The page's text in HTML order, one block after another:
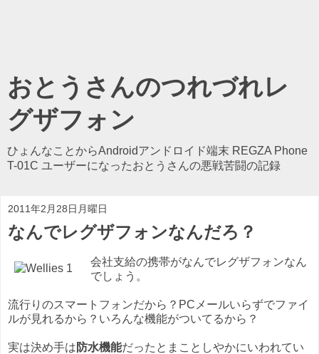
おとうさんのつれづれレ
グザフォン
ひょんなことからAndroidアンドロイド端末 REGZA Phone
T-01C ユーザーになったおとうさんの悪戦苦闘の記録
2011年2月28日月曜日
なんでレグザフォンなんだろ？
会社支給の携帯がなんでレグザフォンなん
でしょう。
流行りのスマートフォンだから？PCメールいらずでファイ
ルが見れるから？いろんな機能がついてるから？
実は決め手は 防水機能だったとまことしやかにいわれてい